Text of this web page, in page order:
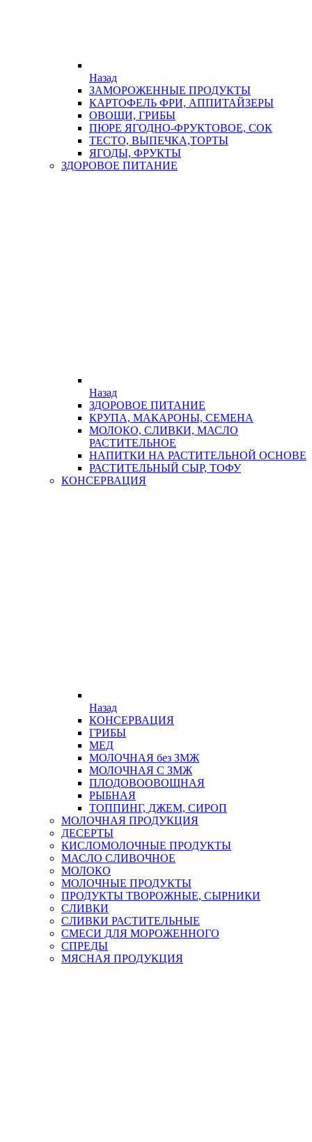
Назад
ЗАМОРОЖЕННЫЕ ПРОДУКТЫ
КАРТОФЕЛЬ ФРИ, АППИТАЙЗЕРЫ
ОВОЩИ, ГРИБЫ
ПЮРЕ ЯГОДНО-ФРУКТОВОЕ, СОК
ТЕСТО, ВЫПЕЧКА,ТОРТЫ
ЯГОДЫ, ФРУКТЫ
ЗДОРОВОЕ ПИТАНИЕ
Назад
ЗДОРОВОЕ ПИТАНИЕ
КРУПА, МАКАРОНЫ, СЕМЕНА
МОЛОКО, СЛИВКИ, МАСЛО
РАСТИТЕЛЬНОЕ
НАПИТКИ НА РАСТИТЕЛЬНОЙ ОСНОВЕ
РАСТИТЕЛЬНЫЙ СЫР, ТОФУ
КОНСЕРВАЦИЯ
Назад
КОНСЕРВАЦИЯ
ГРИБЫ
МЕД
МОЛОЧНАЯ без ЗМЖ
МОЛОЧНАЯ С ЗМЖ
ПЛОДОВООВОЩНАЯ
РЫБНАЯ
ТОППИНГ, ДЖЕМ, СИРОП
МОЛОЧНАЯ ПРОДУКЦИЯ
ДЕСЕРТЫ
КИСЛОМОЛОЧНЫЕ ПРОДУКТЫ
МАСЛО СЛИВОЧНОЕ
МОЛОКО
МОЛОЧНЫЕ ПРОДУКТЫ
ПРОДУКТЫ ТВОРОЖНЫЕ, СЫРНИКИ
СЛИВКИ
СЛИВКИ РАСТИТЕЛЬНЫЕ
СМЕСИ ДЛЯ МОРОЖЕННОГО
СПРЕДЫ
МЯСНАЯ ПРОДУКЦИЯ